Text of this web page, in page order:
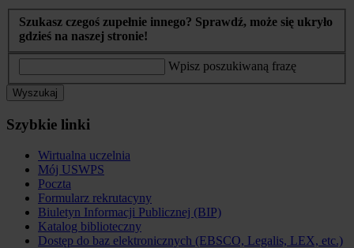
Szukasz czegoś zupełnie innego? Sprawdź, może się ukryło
gdzieś na naszej stronie!
Wpisz poszukiwaną frazę
Wyszukaj
Szybkie linki
Wirtualna uczelnia
Mój USWPS
Poczta
Formularz rekrutacyny
Biuletyn Informacji Publicznej (BIP)
Katalog biblioteczny
Dostęp do baz elektronicznych (EBSCO, Legalis, LEX, etc.)